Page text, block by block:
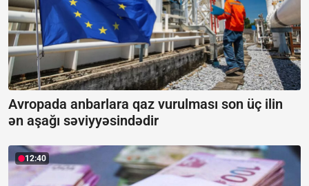
Avropada anbarlara qaz vurulması son üç ilin
ən aşağı səviyyəsindədir
12:40